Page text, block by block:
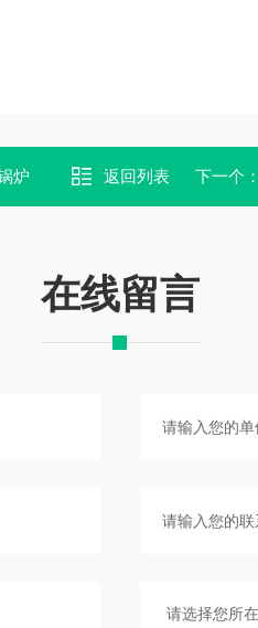
炉 返回列表 下一个：
在线留言